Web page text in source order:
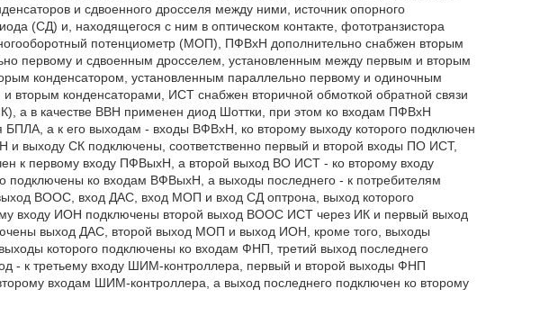
и сдвоенного дросселя между ними, источник опорного
(СД) и, находящегося с ним в оптическом контакте, фототранзистора
потенциометр (МОП), ПФВхН дополнительно снабжен вторым
первому и сдвоенным дросселем, установленным между первым и вторым
конденсатором, установленным параллельно первому и одиночным
вторым конденсаторами, ИСТ снабжен вторичной обмоткой обратной связи
а в качестве ВВН применен диод Шоттки, при этом ко входам ПФВхН
БПЛА, а к его выходам - входы ВФВхН, ко второму выходу которого подключен
и выходу СК подключены, соответственно первый и второй входы ПО ИСТ,
к первому входу ПФВыхН, а второй выход ВО ИСТ - ко второму входу
подключены ко входам ВФВыхН, а выходы последнего - к потребителям
ВООС, вход ДАС, вход МОП и вход СД оптрона, выход которого
входу ИОН подключены второй выход ВООС ИСТ через ИК и первый выход
выход ДАС, второй выход МОП и выход ИОН, кроме того, выходы
которого подключены ко входам ФНП, третий выход последнего
- к третьему входу ШИМ-контроллера, первый и второй выходы ФНП
входам ШИМ-контроллера, а выход последнего подключен ко второму